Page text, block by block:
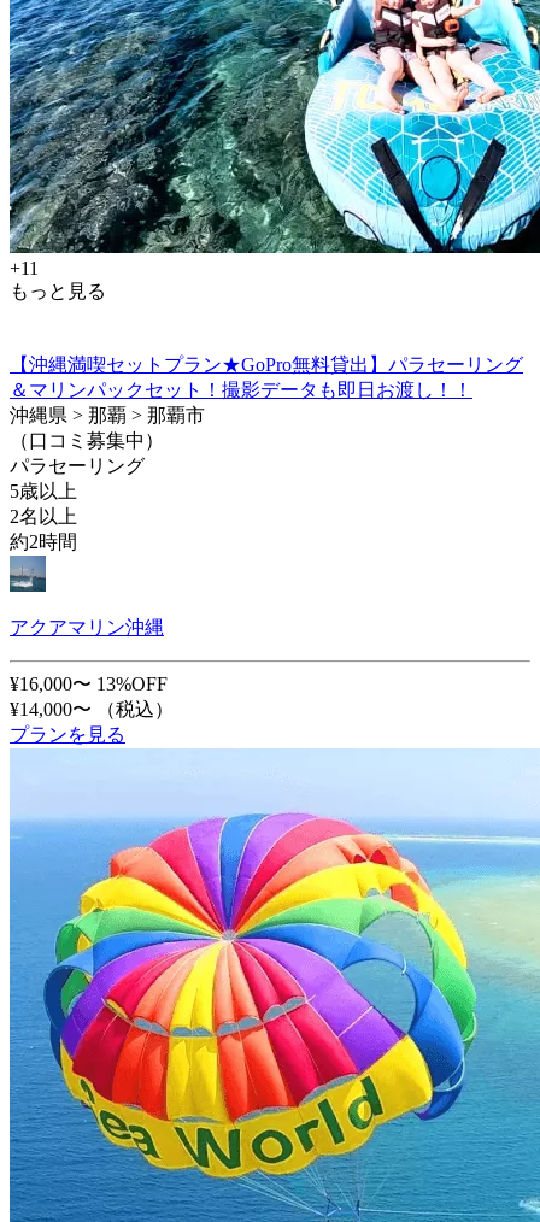
+11
もっと見る
【沖縄満喫セットプラン★GoPro無料貸出】パラセーリング
＆マリンパックセット！撮影データも即日お渡し！！
沖縄県 > 那覇 > 那覇市
（口コミ募集中）
パラセーリング
5歳以上
2名以上
約2時間
アクアマリン沖縄
¥16,000〜 13%OFF
¥14,000〜
（税込）
プランを見る